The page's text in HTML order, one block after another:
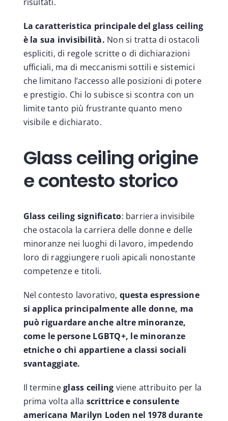
La caratteristica principale del glass ceiling
è la sua invisibilità. Non si tratta di ostacoli
espliciti, di regole scritte o di dichiarazioni
ufficiali, ma di meccanismi sottili e sistemici
che limitano l’accesso alle posizioni di potere
e prestigio. Chi lo subisce si scontra con un
limite tanto più frustrante quanto meno
visibile e dichiarato.
Glass ceiling origine
e contesto storico
Glass ceiling significato: barriera invisibile
che ostacola la carriera delle donne e delle
minoranze nei luoghi di lavoro, impedendo
loro di raggiungere ruoli apicali nonostante
competenze e titoli.
Nel contesto lavorativo, questa espressione
si applica principalmente alle donne, ma
può riguardare anche altre minoranze,
come le persone LGBTQ+, le minoranze
etniche o chi appartiene a classi sociali
svantaggiate.
Il termineglass ceiling viene attribuito per la
prima volta alla scrittrice e consulente
americana Marilyn Loden nel 1978 durante